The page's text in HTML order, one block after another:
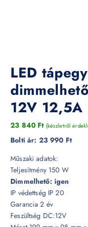
LED
12V
23 840 Ft (készletről
Bolti ár: 23 990 Ft
Műszaki adatok:
Teljesítmény 150 W
Dimmelhető: igen
IP védettség IP 20
Garancia 2 év
Feszültség DC:12V